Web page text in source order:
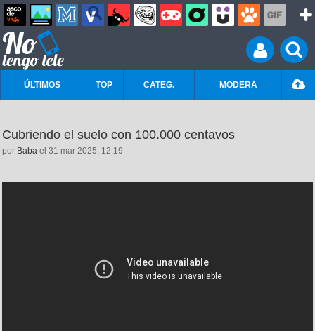
ÚLTIMOS TOP CATEG. MODERA
Cubriendo el suelo con 100.000 centavos
por Baba el 31 mar 2025, 12:19